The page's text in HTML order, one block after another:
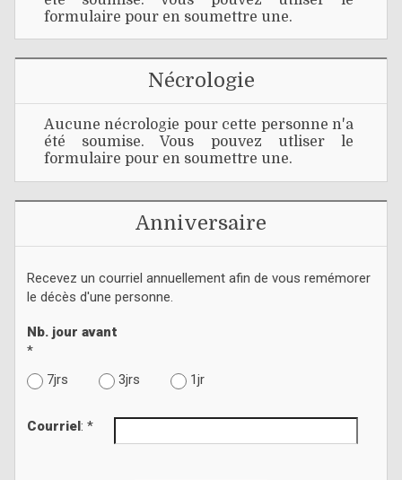
formulaire pour en soumettre une.
Nécrologie
Aucune nécrologie pour cette personne n'a
été soumise. Vous pouvez utliser le
formulaire pour en soumettre une.
Anniversaire
Recevez un courriel annuellement afin de vous remémorer
le décès d'une personne.
Nb. jour avant
*
7jrs
3jrs 1jr
Courriel : *